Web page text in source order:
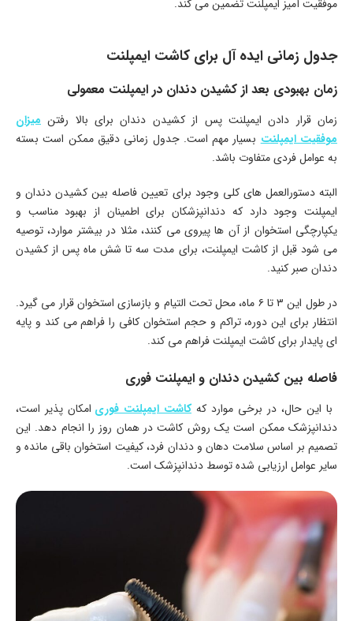
موفقیت آمیز ایمپلنت تضمین می کند.
جدول زمانی ایده آل برای کاشت ایمپلنت
زمان بهبودی بعد از کشیدن دندان در ایمپلنت معمولی
زمان قرار دادن ایمپلنت پس از کشیدن دندان برای بالا رفتن میزان
موفقیت ایمپلنتبسیار مهم است. جدول زمانی دقیق ممکن است بسته
به عوامل فردی متفاوت باشد.
البته دستورالعمل های کلی وجود برای تعیین فاصله بین کشیدن دندان و
ایمپلنت وجود دارد که دندانپزشکان برای اطمینان از بهبود مناسب و
یکپارچگی استخوان از آن ها پیروی می کنند، مثلا در بیشتر موارد، توصیه
می شود قبل از کاشت ایمپلنت، برای مدت سه تا شش ماه پس از کشیدن
دندان صبر کنید.
در طول این ۳ تا ۶ ماه، محل تحت التیام و بازسازی استخوان قرار می گیرد.
انتظار برای این دوره، تراکم و حجم استخوان کافی را فراهم می کند و پایه
ای پایدار برای کاشت ایمپلنت فراهم می کند.
فاصله بین کشیدن دندان و ایمپلنت فوری
با این حال، در برخی موارد کهکاشت ایمپلنت فوری امکان پذیر است،
دندانپزشک ممکن است یک روش کاشت در همان روز را انجام دهد. این
تصمیم بر اساس سلامت دهان و دندان فرد، کیفیت استخوان باقی مانده و
سایر عوامل ارزیابی شده توسط دندانپزشک است.